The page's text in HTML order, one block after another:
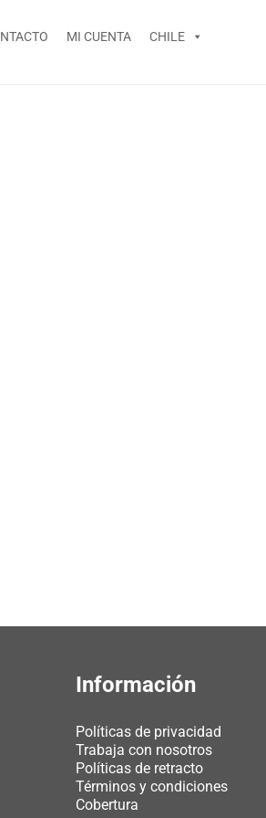
MI CUENTA CHILE
Información
Políticas de privacidad
Trabaja con nosotros
Políticas de retracto
Términos y condiciones
Cobertura